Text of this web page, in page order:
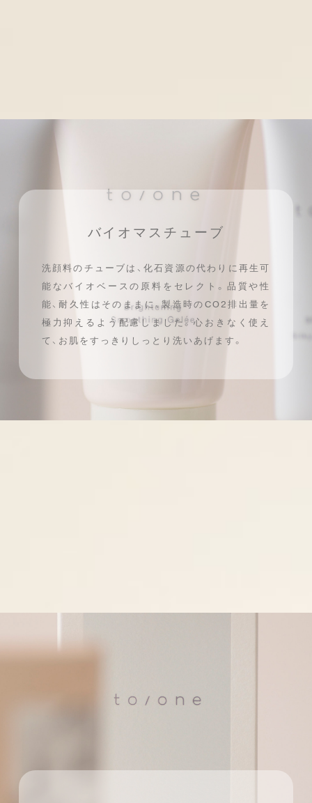
バイオマスチューブ
洗顔料のチューブは、化石資源の代わりに再生可
能なバイオベースの原料をセレクト。 品質や性
能、耐久性はそのままに、製造時のCO2排出量を
極力抑えるよう配慮しました。心おきなく使え
て、お肌をすっきりしっとり洗いあげます。